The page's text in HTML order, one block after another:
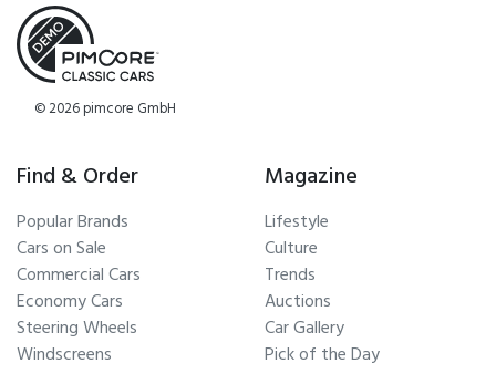
© 2026 pimcore GmbH
Find & Order
Popular Brands
Cars on Sale
Commercial Cars
Economy Cars
Steering Wheels
Windscreens
Magazine
Lifestyle
Culture
Trends
Auctions
Car Gallery
Pick of the Day